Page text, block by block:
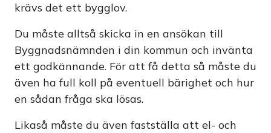
krävs det ett bygglov.
Du måste alltså skicka in en ansökan till
Byggnadsnämnden i din kommun och invänta
ett godkännande. För att få detta så måste du
även ha full koll på eventuell bärighet och hur
en sådan fråga ska lösas.
Likaså måste du även fastställa att el- och